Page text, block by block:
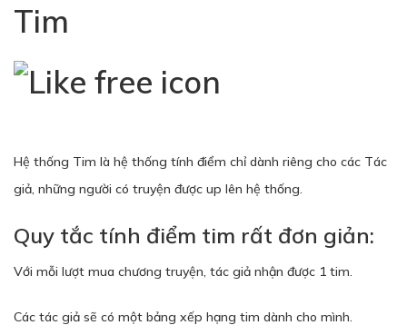
Tim
Hệ thống Tim là hệ thống tính điểm chỉ dành riêng cho các Tác
giả, những người có truyện được up lên hệ thống.
Quy tắc tính điểm tim rất đơn giản:
Với mỗi lượt mua chương truyện, tác giả nhận được 1 tim.
Các tác giả sẽ có một bảng xếp hạng tim dành cho mình.